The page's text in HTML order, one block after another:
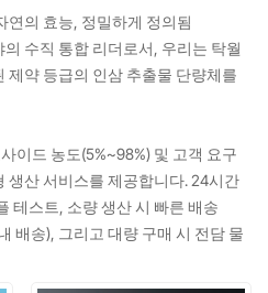
연의 효능, 정밀하게 정의됨
수직 통합 리더로서, 우리는 탁월
제약 등급의 인삼 추출물 단량체를
이드 농도(5%~98%) 및 고객 요구
생산 서비스를 제공합니다. 24시간
테스트, 소량 생산 시 빠른 배송
배송), 그리고 대량 구매 시 전담 물